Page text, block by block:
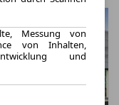
Messung von
von Inhalten,
und